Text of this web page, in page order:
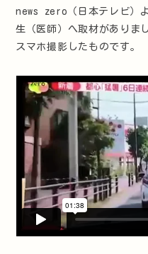
news zero（日本テレビ）
生（医師）へ取材がありま
スマホ撮影したものです。